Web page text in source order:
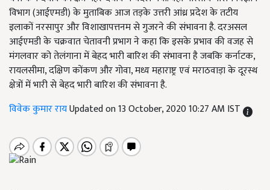
विभाग (आईएमडी) के मुताबिक आज तड़के उत्तरी आंध्र प्रदेश के तटीय
इलाकों नरसापुर और विशाखापत्तनम से गुजरने की संभावना है. दरअसल
आईएमडी के चक्रवात चेतावनी प्रभाग ने कहा कि इसके प्रभाव की वजह से
मंगलवार को तेलंगाना में बेहद भारी बारिश की संभावना है जबकि कर्नाटक,
रायलसीमा, दक्षिण कोंकण और गोवा, मध्य महाराष्ट्र एवं मराठवाड़ा के दूरस्थ
क्षेत्रों में भारी से बेहद भारी बारिश की संभावना है.
विवेक कुमार रायUpdated on 13 October, 2020 10:27 AM IST